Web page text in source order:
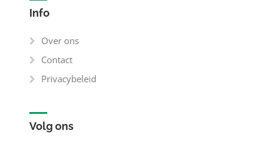
Info
Over ons
Contact
Privacybeleid
Volg ons